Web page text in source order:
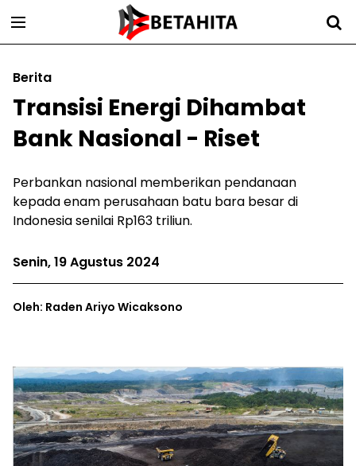
Berita
Transisi Energi Dihambat
Bank Nasional - Riset
Perbankan nasional memberikan pendanaan
kepada enam perusahaan batu bara besar di
Indonesia senilai Rp163 triliun.
Senin, 19 Agustus 2024
Oleh: Raden Ariyo Wicaksono